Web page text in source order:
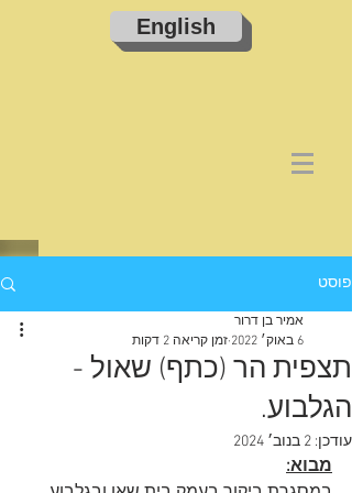
English
פוסט
תצפית הר (כתף) שאול -
הגלבוע.
אמיר בן דרור
6 באוק׳ 2022
זמן קריאה 2 דקות
עודכן: 2 בנוב׳ 2024
מבוא: